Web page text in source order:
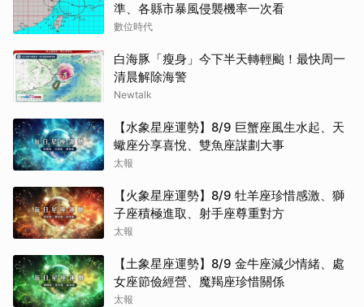
準、各縣市暴風侵襲機率一次看
數位時代
白海豚「瘦身」今下半天轉輕颱！最快周一
清晨解除海警
Newtalk
【水象星座運勢】8/9 巨蟹座風生水起、天
蠍座分享喜悅、雙魚座謀劃大事
太報
【火象星座運勢】8/9 牡羊座珍惜感激、獅
子座積極進取、射手座尊重對方
太報
【土象星座運勢】8/9 金牛座減少情緒、處
女座節儉經營、魔羯座珍惜關係
太報